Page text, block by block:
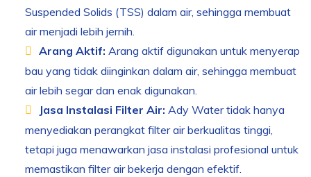
Suspended Solids (TSS) dalam air, sehingga membuat
air menjadi lebih jernih.
Arang Aktif: Arang aktif digunakan untuk menyerap
bau yang tidak diinginkan dalam air, sehingga membuat
air lebih segar dan enak digunakan.
Jasa Instalasi Filter Air: Ady Water tidak hanya
menyediakan perangkat filter air berkualitas tinggi,
tetapi juga menawarkan jasa instalasi profesional untuk
memastikan filter air bekerja dengan efektif.